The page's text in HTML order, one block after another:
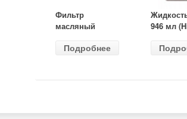
Фильтр
масляный
(MANN) W
Подробнее
946 мл